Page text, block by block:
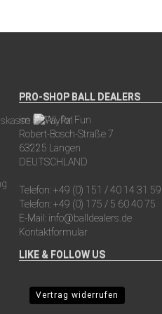
PRO-SHOP BALL DEALERS
im BOWL for Fun
Robert-Bosch-Straße 7
63225 Langen
DEUTSCHLAND
Telefon:+49 (0) 151 / 40 14 31 59
Telefon:+49 (0) 175 / 5 60 40 75
E-Mail: info@balldealers.de
Kontaktformular
LIKE & FOLLOW US
Vertrag widerrufen